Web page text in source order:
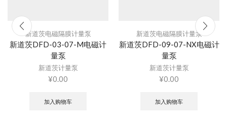
新道茨电磁隔膜计量泵
新道茨DFD-03-07-M电磁计
量泵
新道茨计量泵
¥0.00
加入购物车
新道茨电磁隔膜计量泵
新道茨DFD-09-07-NX电磁计
量泵
新道茨计量泵
¥0.00
加入购物车